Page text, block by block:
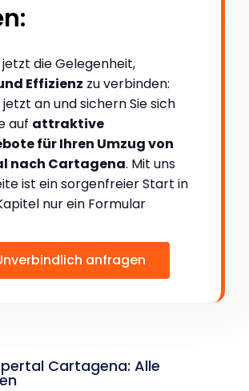
jetzt die Gelegenheit,
Effizienz zu verbinden:
jetzt an und sichern Sie sich
auf attraktive
für Ihren Umzug von
nach Cartagena. Mit uns
ist ein sorgenfreier Start in
nur ein Formular
anfragen
Cartagena: Alle